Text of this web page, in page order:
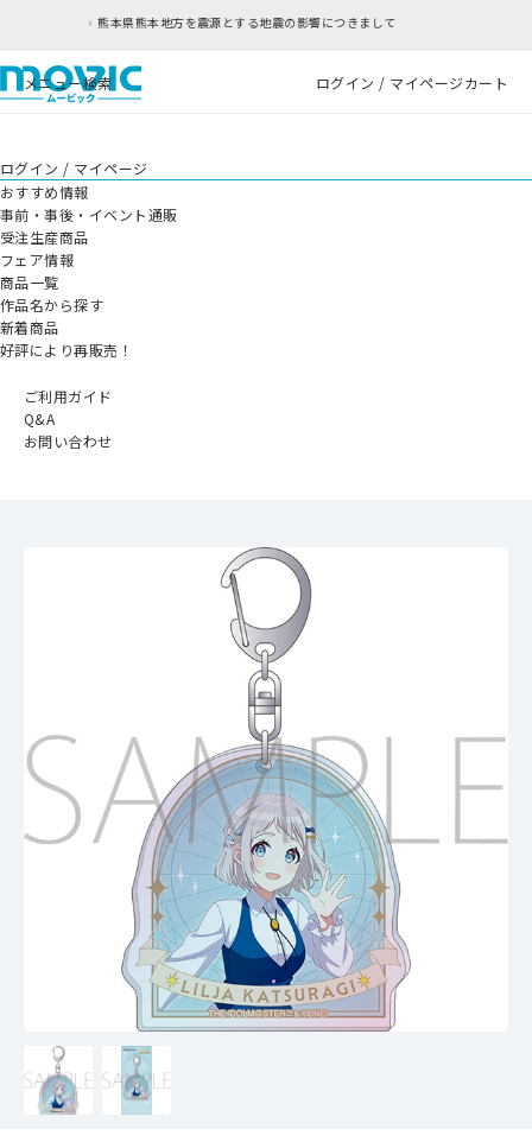
源とする地震の影響につきまして
メニュー検索 ログイン / マイページカート
ログイン / マイページ
おすすめ情報
事前・事後・イベント通販
受注生産商品
フェア情報
商品一覧
作品名から探す
新着商品
好評により再販売！
ご利用ガイド
Q&A
お問い合わせ